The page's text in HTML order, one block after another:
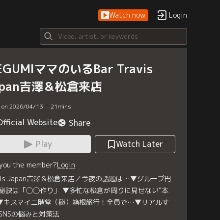
Watch now Login
ママのいるBar Travis
吉澤＆松倉来店
on 2026/04/13 21mins
Website
Share
Play
Watch Later
the member?Login
Japan吉澤＆松倉来店／今夜の話題は…▼グループ円
訣は「◯◯作り」 ▼多忙な松倉が周りに見せない“本
キスマイ二階堂（秘）箱根旅行！全員で…▼リアルす
の悩みと対策法